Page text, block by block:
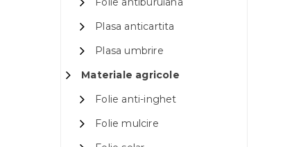
Plasa anticartita
Plasa umbrire
Materiale agricole
Folie anti-inghet
Folie mulcire